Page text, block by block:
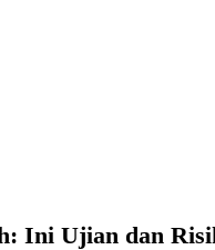
Ini Ujian dan